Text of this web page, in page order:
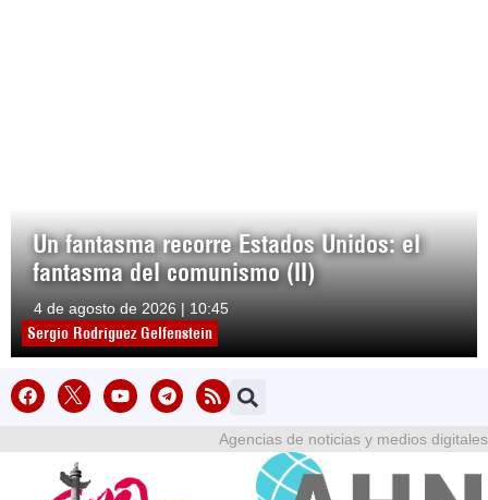
Un fantasma recorre Estados Unidos: el
fantasma del comunismo (II)
4 de agosto de 2026 | 10:45
Sergio Rodríguez Gelfenstein
Agencias de noticias y medios digitales